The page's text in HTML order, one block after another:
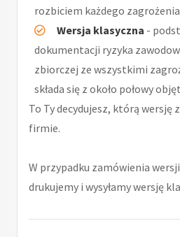
rozbiciem każdego
Wersja klasyczna -
dokumentacji ryzyka
zbiorczej ze wszystkimi
składa się z około połowy
To Ty decydujesz, którą wersję
firmie.
W przypadku zamówienia
drukujemy i wysyłamy wersję